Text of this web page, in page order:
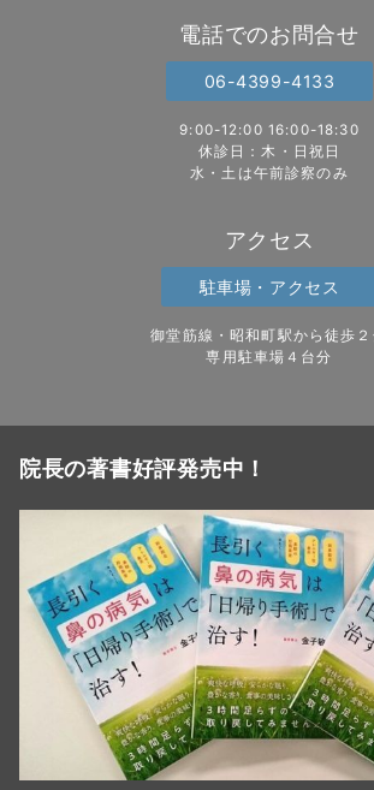
電話でのお問合せ
06-4399-4133
9:00-12:00 16:00-18:30
休診日：木・日祝日
水・土は午前診察のみ
アクセス
駐車場・アクセス
御堂筋線・昭和町駅から徒歩
専用駐車場４台分
院長の著書好評発売中！